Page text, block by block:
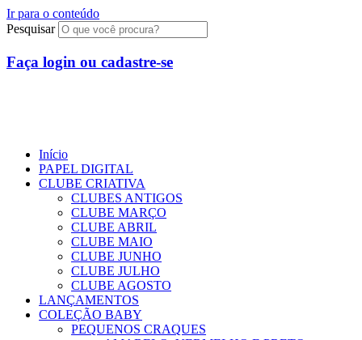
Ir para o conteúdo
Pesquisar
Faça login ou cadastre-se
Início
PAPEL DIGITAL
CLUBE CRIATIVA
CLUBES ANTIGOS
CLUBE MARÇO
CLUBE ABRIL
CLUBE MAIO
CLUBE JUNHO
CLUBE JULHO
CLUBE AGOSTO
LANÇAMENTOS
COLEÇÃO BABY
PEQUENOS CRAQUES